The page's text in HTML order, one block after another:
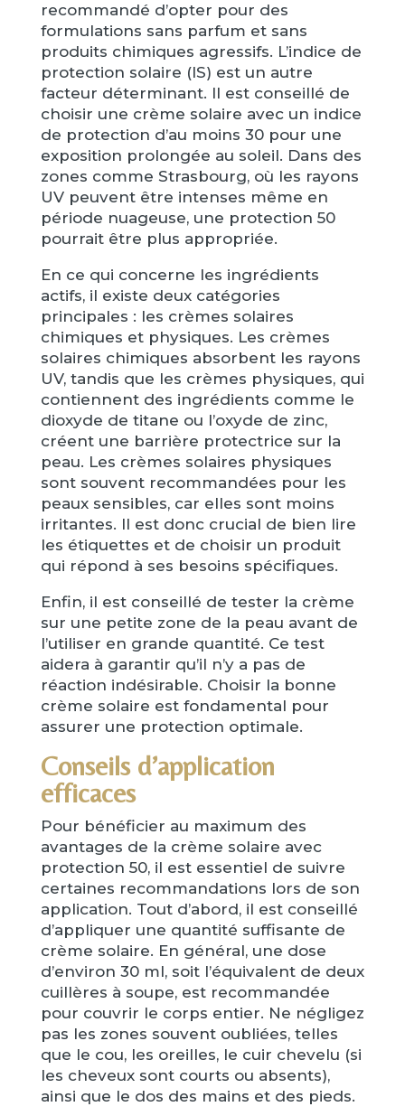
recommandé d’opter pour des
formulations sans parfum et sans
produits chimiques agressifs. L’indice de
protection solaire (IS) est un autre
facteur déterminant. Il est conseillé de
choisir une crème solaire avec un indice
de protection d’au moins 30 pour une
exposition prolongée au soleil. Dans des
zones comme Strasbourg, où les rayons
UV peuvent être intenses même en
période nuageuse, une protection 50
pourrait être plus appropriée.
En ce qui concerne les ingrédients
actifs, il existe deux catégories
principales : les crèmes solaires
chimiques et physiques. Les crèmes
solaires chimiques absorbent les rayons
UV, tandis que les crèmes physiques, qui
contiennent des ingrédients comme le
dioxyde de titane ou l’oxyde de zinc,
créent une barrière protectrice sur la
peau. Les crèmes solaires physiques
sont souvent recommandées pour les
peaux sensibles, car elles sont moins
irritantes. Il est donc crucial de bien lire
les étiquettes et de choisir un produit
qui répond à ses besoins spécifiques.
Enfin, il est conseillé de tester la crème
sur une petite zone de la peau avant de
l’utiliser en grande quantité. Ce test
aidera à garantir qu’il n’y a pas de
réaction indésirable. Choisir la bonne
crème solaire est fondamental pour
assurer une protection optimale.
Conseils d’application
efficaces
Pour bénéficier au maximum des
avantages de la crème solaire avec
protection 50, il est essentiel de suivre
certaines recommandations lors de son
application. Tout d’abord, il est conseillé
d’appliquer une quantité suffisante de
crème solaire. En général, une dose
d’environ 30 ml, soit l’équivalent de deux
cuillères à soupe, est recommandée
pour couvrir le corps entier. Ne négligez
pas les zones souvent oubliées, telles
que le cou, les oreilles, le cuir chevelu (si
les cheveux sont courts ou absents),
ainsi que le dos des mains et des pieds.